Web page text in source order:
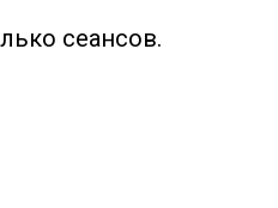
сеансов.